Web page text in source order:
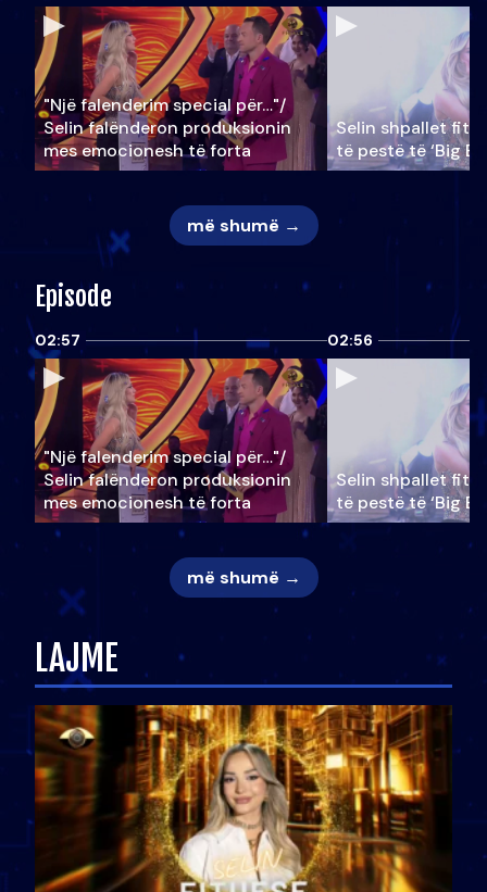
"Një falenderim special për…"/
Selin falënderon produksionin
mes emocionesh të forta
Selin shpallet
të pestë të ‘Big
më shumë →
Episode
02:57
"Një falenderim special për…"/
Selin falënderon produksionin
mes emocionesh të forta
02:56
Selin shpallet
të pestë të ‘Big
më shumë →
LAJME